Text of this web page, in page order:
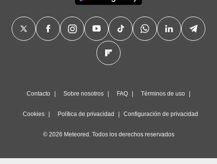
Contacto Sobre nosotros FAQ Términos de uso
Cookies Política de privacidad Configuración de privacidad
© 2026 Meteored. Todos los derechos reservados